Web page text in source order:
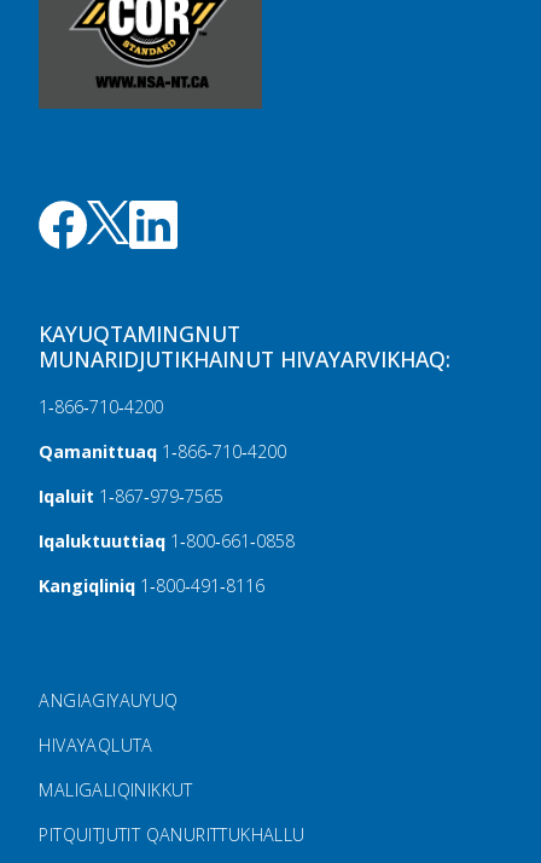
KAYUQTAMINGNUT
MUNARIDJUTIKHAINUT HIVAYARVIKHAQ:
1‑866‑710‑4200
Qamanittuaq 1‑866‑710‑4200
Iqaluit 1‑867‑979‑7565
Iqaluktuuttiaq 1‑800‑661‑0858
Kangiqliniq 1‑800‑491‑8116
FOOTER MENU
ANGIAGIYAUYUQ
HIVAYAQLUTA
MALIGALIQINIKKUT
PITQUITJUTIT QANURITTUKHALLU